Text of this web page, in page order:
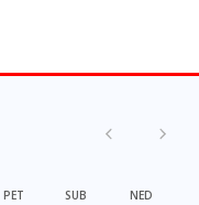
PET SUB NED